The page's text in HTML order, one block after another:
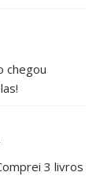
chegou
3 livros